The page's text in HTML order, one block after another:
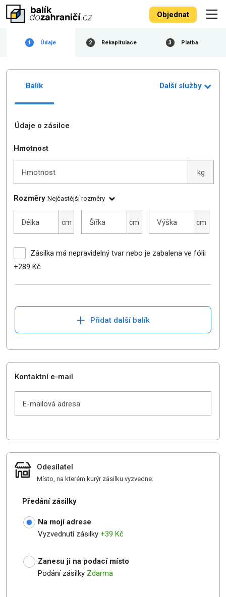
Objednat
1 Údaje 2 Rekapitulace 3 Platba
Balík Další služby
Údaje o zásilce
Hmotnost
Hmotnost kg
Rozměry Nejčastější rozměry
Délka cm Šířka cm Výška cm
Zásilka má nepravidelný tvar nebo je zabalena ve fólii
+289 Kč
+ Přidat další balík
Kontaktní e-mail
E-mailová adresa
Odesílatel
Místo, na kterém kurýr zásilku vyzvedne.
Předání zásilky
Na mojí adrese
Vyzvednutí zásilky +39 Kč
Zanesu ji na podací místo
Podání zásilky Zdarma